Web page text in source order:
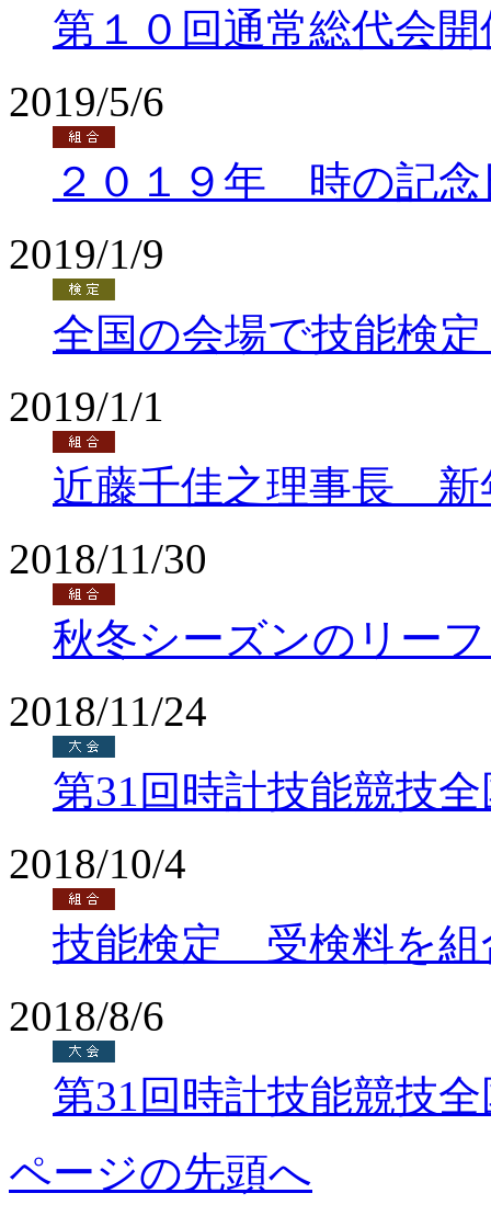
第１０回通常総代会開
2019/5/6
２０１９年 時の記
2019/1/9
全国の会場で技能検
2019/1/1
近藤千佳之理事長 新
2018/11/30
秋冬シーズンのリー
2018/11/24
第31回時計技能競技
2018/10/4
技能検定 受検料を組
2018/8/6
第31回時計技能競技
ページの先頭へ